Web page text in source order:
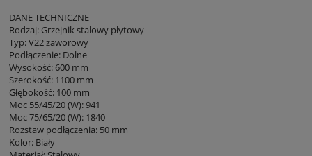
DANE TECHNICZNE
Rodzaj: Grzejnik stalowy płytowy
Typ: V22 zaworowy
Podłączenie: Dolne
Wysokość: 600 mm
Szerokość: 1100 mm
Głębokość: 100 mm
Moc 55/45/20 (W): 941
Moc 75/65/20 (W): 1840
Rozstaw podłączenia: 50 mm
Kolor: Biały